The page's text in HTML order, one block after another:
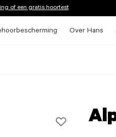
of een gratis hoortest
Over Hans